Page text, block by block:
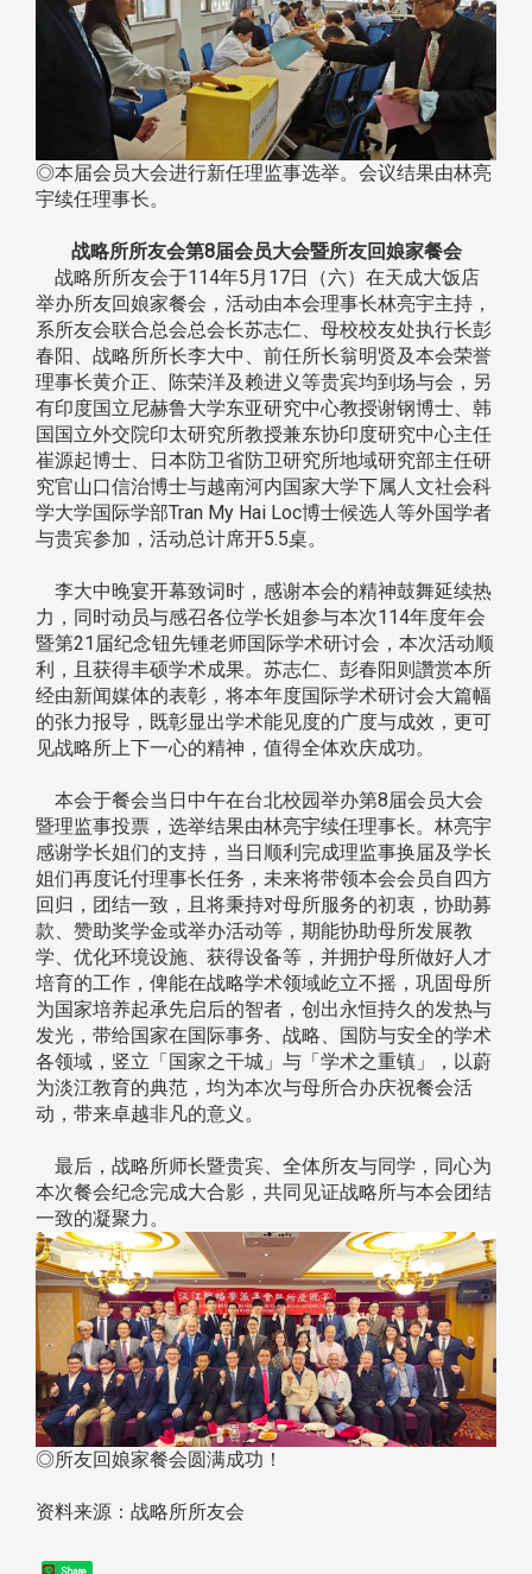
◎本届会员大会进行新任理监事选举。会议结果由林亮
宇续任理事长。
战略所所友会第8届会员大会暨所友回娘家餐会
战略所所友会于114年5月17日（六）在天成大饭店
举办所友回娘家餐会，活动由本会理事长林亮宇主持，
系所友会联合总会总会长苏志仁、母校校友处执行长彭
春阳、战略所所长李大中、前任所长翁明贤及本会荣誉
理事长黄介正、陈荣洋及赖进义等贵宾均到场与会，另
有印度国立尼赫鲁大学东亚研究中心教授谢钢博士、韩
国国立外交院印太研究所教授兼东协印度研究中心主任
崔源起博士、日本防卫省防卫研究所地域研究部主任研
究官山口信治博士与越南河内国家大学下属人文社会科
学大学国际学部Tran My Hai Loc博士候选人等外国学者
与贵宾参加，活动总计席开5.5桌。
李大中晚宴开幕致词时，感谢本会的精神鼓舞延续热
力，同时动员与感召各位学长姐参与本次114年度年会
暨第21届纪念钮先锺老师国际学术研讨会，本次活动顺
利，且获得丰硕学术成果。苏志仁、彭春阳则讚赏本所
经由新闻媒体的表彰，将本年度国际学术研讨会大篇幅
的张力报导，既彰显出学术能见度的广度与成效，更可
见战略所上下一心的精神，值得全体欢庆成功。
本会于餐会当日中午在台北校园举办第8届会员大会
暨理监事投票，选举结果由林亮宇续任理事长。林亮宇
感谢学长姐们的支持，当日顺利完成理监事换届及学长
姐们再度讬付理事长任务，未来将带领本会会员自四方
回归，团结一致，且将秉持对母所服务的初衷，协助募
款、赞助奖学金或举办活动等，期能协助母所发展教
学、优化环境设施、获得设备等，并拥护母所做好人才
培育的工作，俾能在战略学术领域屹立不摇，巩固母所
为国家培养起承先启后的智者，创出永恒持久的发热与
发光，带给国家在国际事务、战略、国防与安全的学术
各领域，竖立「国家之干城」与「学术之重镇」，以蔚
为淡江教育的典范，均为本次与母所合办庆祝餐会活
动，带来卓越非凡的意义。
最后，战略所师长暨贵宾、全体所友与同学，同心为
本次餐会纪念完成大合影，共同见证战略所与本会团结
一致的凝聚力。
◎所友回娘家餐会圆满成功！
资料来源：战略所所友会
Share